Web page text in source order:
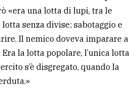
«era una lotta di lupi, tra le
senza divise; sabotaggio e
Il nemico doveva imparare a
la lotta popolare, l’unica lotta
s’è disgregato, quando la